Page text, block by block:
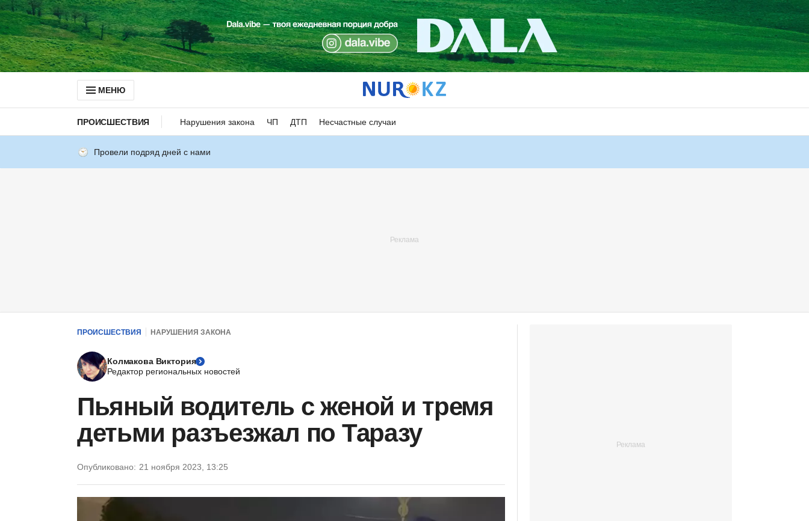
МЕНЮ
ПРОИСШЕСТВИЯ Нарушения закона ЧП ДТП Несчастные случаи
Провели подряд дней с нами
ПРОИСШЕСТВИЯ НАРУШЕНИЯ ЗАКОНА
Колмакова Виктория
Редактор региональных новостей
Пьяный водитель с женой и тремя
детьми разъезжал по Таразу
Опубликовано: 21 ноября 2023, 13:25